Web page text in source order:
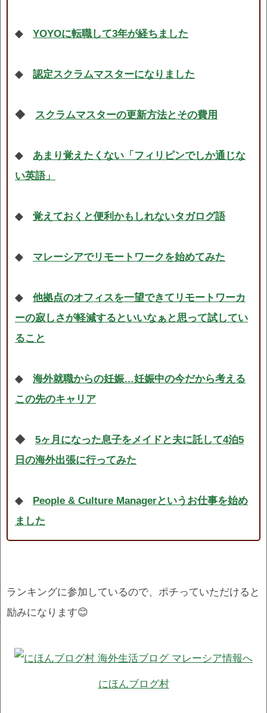
◆ YOYOに転職して3年が経ちました
◆ 認定スクラムマスターになりました
◆ スクラムマスターの更新方法とその費用
◆ あまり覚えたくない「フィリピンでしか通じな
い英語」
◆ 覚えておくと便利かもしれないタガログ語
◆ マレーシアでリモートワークを始めてみた
◆ 他拠点のオフィスを一望できてリモートワーカ
ーの寂しさが軽減するといいなぁと思って試してい
ること
◆ 海外就職からの妊娠…妊娠中の今だから考える
この先のキャリア
◆ 5ヶ月になった息子をメイドと夫に託して4泊5
日の海外出張に行ってみた
◆ People & Culture Managerというお仕事を始め
ました
ランキングに参加しているので、ポチっていただけると
励みになります😊
にほんブログ村